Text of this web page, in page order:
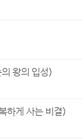
왕의 입성)
하게 사는 비결)